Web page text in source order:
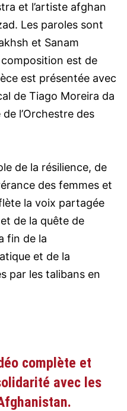
et l’artiste afghan
Les paroles sont
et Sanam
est de
est présentée avec
de Tiago Moreira da
l’Orchestre des
de la résilience, de
des femmes et
la voix partagée
de la quête de
fin de la
et de la
par les talibans en
complète et
avec les